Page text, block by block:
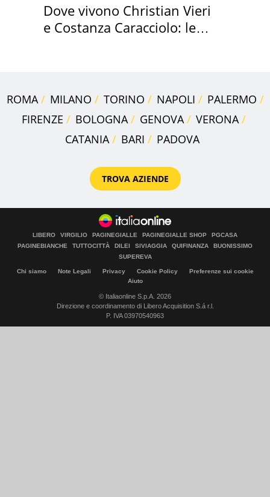
Dove vivono Christian Vieri
e Costanza Caracciolo: le
ROMA MILANO TORINO NAPOLI
PALERMO
FIRENZE
BOLOGNA GENOVA
VERONA
CATANIA
BARI PADOVA
TROVA AZIENDE
LIBERO VIRGILIO PAGINEGIALLE PAGINEGIALLE SHOP
PGCASA
PAGINEBIANCHE
TUTTOCITTÀ DILEI SIVIAGGIA QUIFINANZA
BUONISSIMO
SUPEREVA
Chi siamo Note Legali Privacy Cookie Policy
Preferenze sui cookie
Aiuto
© Italiaonline S.p.A. 2026
Direzione e coordinamento di Libero Acquisition S.á r.l.
P. IVA 03970540963